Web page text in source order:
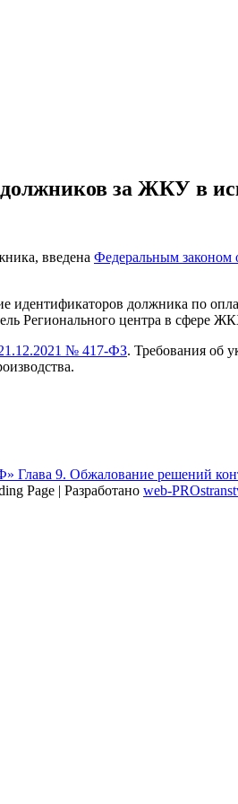
за ЖКУ в
введена Федеральным
идентификаторов должника по
Регионального центра в сфере
№ 417-ФЗ. Требования об
9. Обжалование решений
Page | Разработано web-